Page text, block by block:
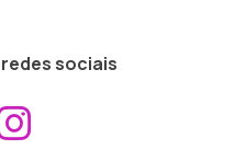
sociais
ao